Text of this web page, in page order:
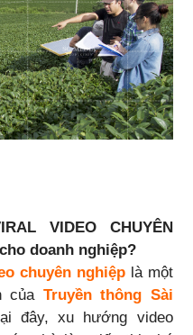
VIDEO CHUYÊN
doanh nghiệp?
chuyên nghiệplà một
của Truyền thông Sài
đây, xu hướng video